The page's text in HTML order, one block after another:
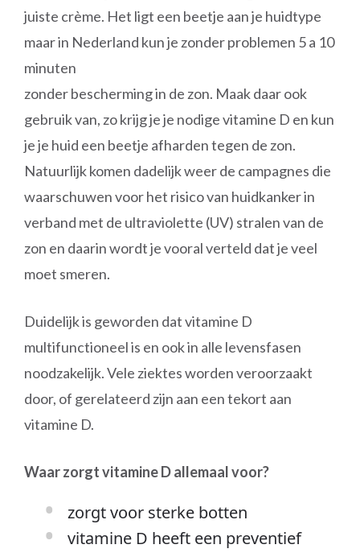
juiste crème. Het ligt een beetje aan je huidtype
maar in Nederland kun je zonder problemen 5 a 10
minuten
zonder bescherming in de zon. Maak daar ook
gebruik van, zo krijg je je nodige vitamine D en kun
je je huid een beetje afharden tegen de zon.
Natuurlijk komen dadelijk weer de campagnes die
waarschuwen voor het risico van huidkanker in
verband met de ultraviolette (UV) stralen van de
zon en daarin wordt je vooral verteld dat je veel
moet smeren.
Duidelijk is geworden dat vitamine D
multifunctioneel is en ook in alle levensfasen
noodzakelijk. Vele ziektes worden veroorzaakt
door, of gerelateerd zijn aan een tekort aan
vitamine D.
Waar zorgt vitamine D allemaal voor?
zorgt voor sterke botten
vitamine D heeft een preventief